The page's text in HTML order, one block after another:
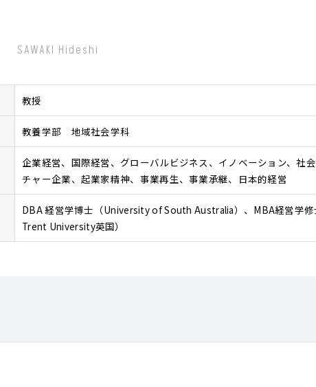
SAWAKI Hideshi
教授
教養学部 地域社会学科
企業経営、国際経営、グローバルビジネス、イノベーション、社
チャー企業、起業家精神、事業再生、事業承継、日本的経営
DBA 経営学博士（University of South Australia）、MBA経営学
Trent University英国）